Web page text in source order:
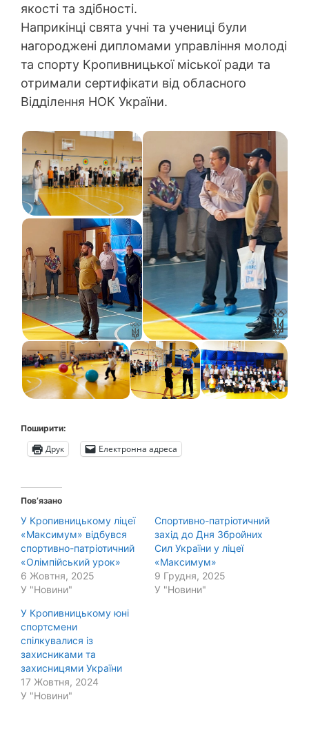
якості та здібності.
Наприкінці свята учні та учениці були
нагороджені дипломами управління молоді
та спорту Кропивницької міської ради та
отримали сертифікати від обласного
Відділення НОК України.
Поширити:
Друк Електронна адреса
Пов’язано
У Кропивницькому ліцеї
«Максимум» відбувся
спортивно-патріотичний
«Олімпійський урок»
6 Жовтня, 2025
У "Новини"
Спортивно-патріотичний
захід до Дня Збройних
Сил України у ліцеї
«Максимум»
9 Грудня, 2025
У "Новини"
У Кропивницькому юні
спортсмени
спілкувалися із
захисниками та
захисницями України
17 Жовтня, 2024
У "Новини"